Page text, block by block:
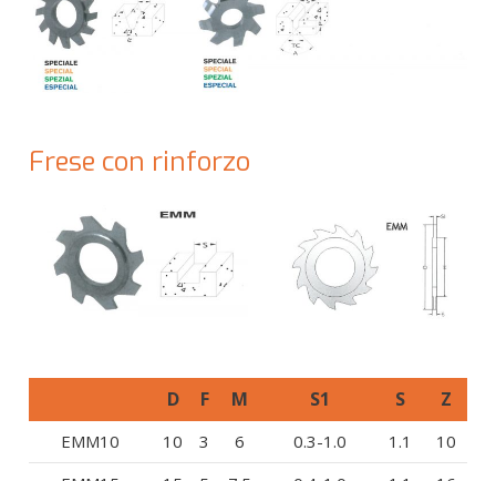
Frese con rinforzo
D F M S1 S Z
EMM10 10 3 6 0.3-1.0 1.1
10